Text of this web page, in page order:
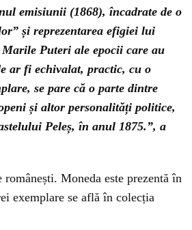
emisiunii (1868), încadrate de o
și reprezentarea efigiei lui
Puteri ale epocii care au
ar fi echivalat, practic, cu o
se pare că o parte dintre
și altor personalități politice,
Peleș, în anul 1875.”, a
Moneda este prezentă în
exemplare se află în colecția